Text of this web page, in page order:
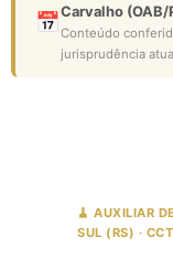
📅Carvalho (OAB/
Conteúdo
jurisprudência
🧹 AUXILIAR
SUL (RS) ·